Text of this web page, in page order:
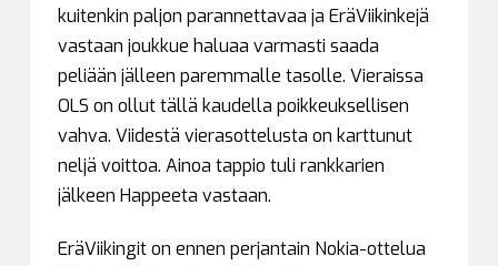
kuitenkin paljon parannettavaa ja EräViikinkejä
vastaan joukkue haluaa varmasti saada
peliään jälleen paremmalle tasolle. Vieraissa
OLS on ollut tällä kaudella poikkeuksellisen
vahva. Viidestä vierasottelusta on karttunut
neljä voittoa. Ainoa tappio tuli rankkarien
jälkeen Happeeta vastaan.
EräViikingit on ennen perjantain Nokia-ottelua